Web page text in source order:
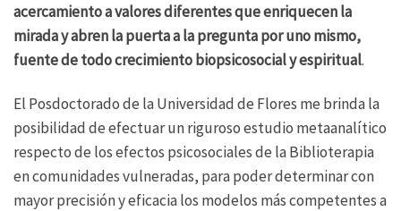
acercamiento a valores diferentes que enriquecen la
mirada y abren la puerta a la pregunta por uno mismo,
fuente de todo crecimiento biopsicosocial y espiritual.
El Posdoctorado de la Universidad de Flores me brinda la
posibilidad de efectuar un riguroso estudio metaanalítico
respecto de los efectos psicosociales de la Biblioterapia
en comunidades vulneradas, para poder determinar con
mayor precisión y eficacia los modelos más competentes a